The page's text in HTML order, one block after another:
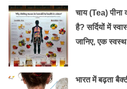
नियंत्रण कर ले तो उन को दर्द से
उन्होने योग करना शुरू किया, जिस के
मिलने लगा|
चाय (Tea) पीना
है? सर्दियों में
जानिए, एक
भारत में बढ़ता